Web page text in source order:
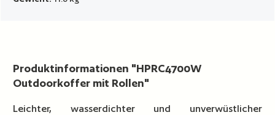
Produktinformationen "HPRC4700W
Outdoorkoffer mit Rollen"
Leichter, wasserdichter und unverwüstlicher